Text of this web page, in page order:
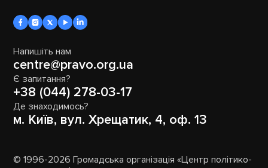
Напишіть нам
centre@pravo.org.ua
Є запитання?
+38 (044) 278-03-17
Де знаходимось?
м. Київ, вул. Хрещатик, 4, оф. 13
© 1996-2026 Громадська організація «Центр політико-